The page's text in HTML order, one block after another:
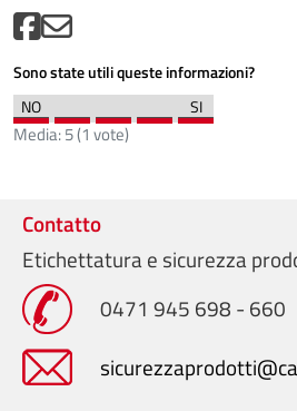
Sono state utili queste informazioni?
Media:5(1 vote)
Contatto
Etichettatura e sicurezza
0471 945 698 - 660